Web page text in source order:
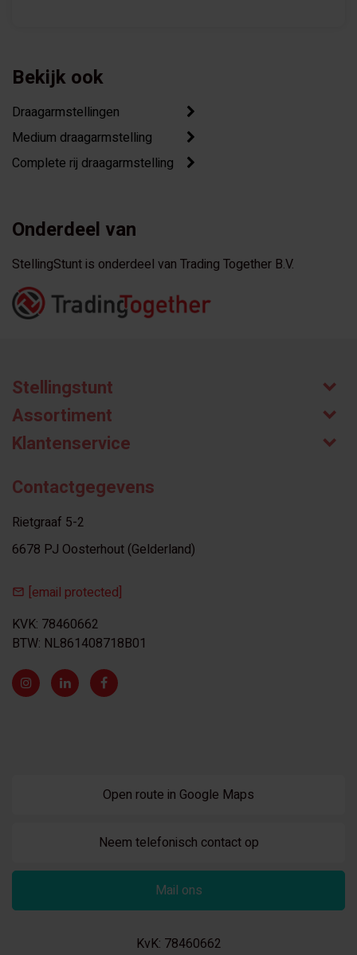
Bekijk ook
Draagarmstellingen
Medium draagarmstelling
Complete rij draagarmstelling
Onderdeel van
StellingStunt is onderdeel van Trading Together B.V.
Stellingstunt
Assortiment
Klantenservice
Contactgegevens
Rietgraaf 5-2
6678 PJ Oosterhout (Gelderland)
[email protected]
KVK: 78460662
BTW: NL861408718B01
Open route in Google Maps
Neem telefonisch contact op
Mail ons
KvK: 78460662